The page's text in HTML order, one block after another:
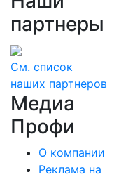
партнеры
См. список
наших партнеров
Медиа
Профи
О компании
Реклама на